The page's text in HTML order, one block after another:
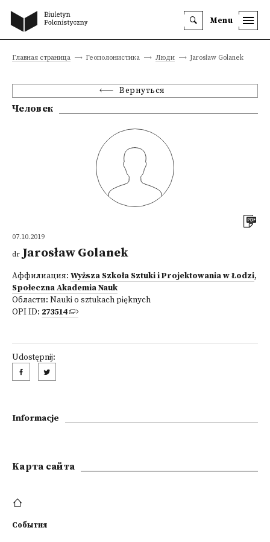
Menu
Главная страница Геополонистика Люди Jarosław Golanek
Вернуться
Человек
07.10.2019
dr Jarosław Golanek
Аффилиация: Wyższa Szkoła Sztuki i Projektowania w Łodzi,
Społeczna Akademia Nauk
Области: Nauki o sztukach pięknych
OPI ID: 273514
Udostępnij:
Informacje
Kарта сайта
События